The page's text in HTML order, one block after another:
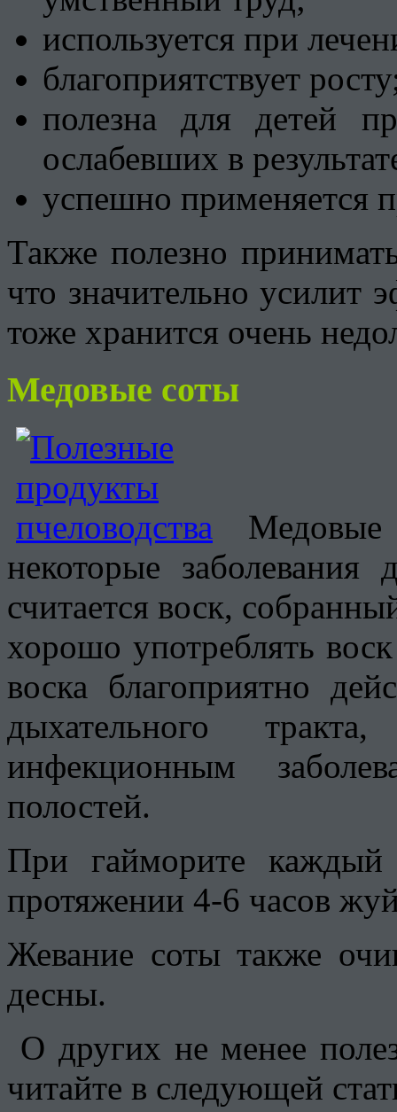
используется при
благоприятствует
полезна для детей
ослабевших в
успешно применяется
Также полезно
что значительно усилит
тоже хранится очень
Медовые соты
некоторые
считается воск,
хорошо употреблять
воска благоприятно
дыхательного
инфекционным
полостей.
При гайморите
протяжении 4-6 часов
Жевание соты также
десны.
О других не менее
читайте в следующей